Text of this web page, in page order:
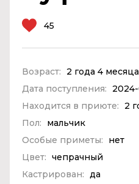
45
Возраст:
2 года 4
Дата поступления:
Находится в приюте:
2
Пол:
мальчик
Особые приметы:
нет
Цвет: чепрачный
Кастрирован: да